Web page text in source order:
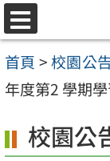
跳
至
主
要
容
選
單
首頁 >校園公
年度第2 學期
校園公